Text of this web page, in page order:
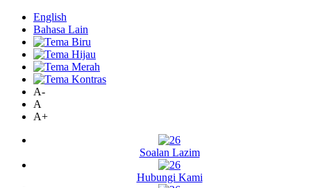
English
Bahasa Lain
A-
A
A+
Soalan Lazim
Hubungi Kami